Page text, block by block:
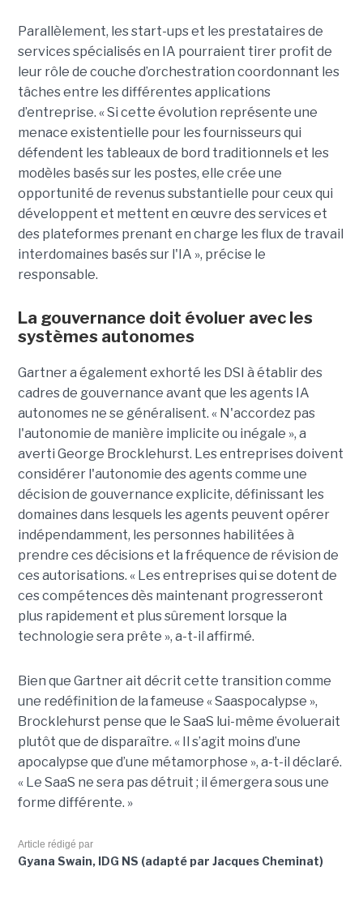
Parallèlement, les start-ups et les prestataires de
services spécialisés en IA pourraient tirer profit de
leur rôle de couche d’orchestration coordonnant les
tâches entre les différentes applications
d’entreprise. « Si cette évolution représente une
menace existentielle pour les fournisseurs qui
défendent les tableaux de bord traditionnels et les
modèles basés sur les postes, elle crée une
opportunité de revenus substantielle pour ceux qui
développent et mettent en œuvre des services et
des plateformes prenant en charge les flux de travail
interdomaines basés sur l'IA », précise le
responsable.
La gouvernance doit évoluer avec les
systèmes autonomes
Gartner a également exhorté les DSI à établir des
cadres de gouvernance avant que les agents IA
autonomes ne se généralisent. « N'accordez pas
l'autonomie de manière implicite ou inégale », a
averti George Brocklehurst. Les entreprises doivent
considérer l'autonomie des agents comme une
décision de gouvernance explicite, définissant les
domaines dans lesquels les agents peuvent opérer
indépendamment, les personnes habilitées à
prendre ces décisions et la fréquence de révision de
ces autorisations. « Les entreprises qui se dotent de
ces compétences dès maintenant progresseront
plus rapidement et plus sûrement lorsque la
technologie sera prête », a-t-il affirmé.
Bien que Gartner ait décrit cette transition comme
une redéfinition de la fameuse « Saaspocalypse »,
Brocklehurst pense que le SaaS lui-même évoluerait
plutôt que de disparaître. « Il s’agit moins d’une
apocalypse que d’une métamorphose », a-t-il déclaré.
« Le SaaS ne sera pas détruit ; il émergera sous une
forme différente. »
Article rédigé par
Gyana Swain, IDG NS (adapté par Jacques Cheminat)